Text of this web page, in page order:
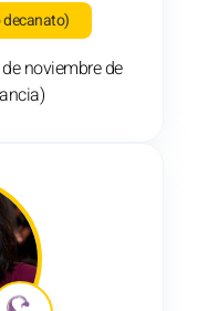
noviembre de